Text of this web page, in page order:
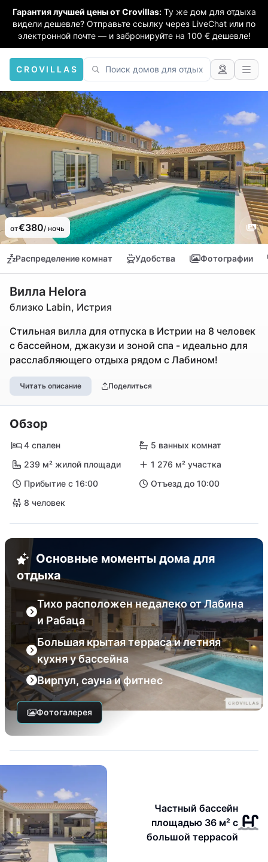
Гарантия лучшей цены от Crovillas: Ту же дом для отдыха
видели дешевле? Отправьте ссылку через LiveChat или по
электронной почте — и забронируйте на 100 € дешевле!
CROVILLAS
от€380/ ночь
Распределение комнат Удобства Фотографии
Вилла Helora
близко Labin, Истрия
Стильная вилла для отпуска в Истрии на 8 человек
с бассейном, джакузи и зоной спа - идеально для
расслабляющего отдыха рядом с Лабином!
Читать описание Поделиться
Обзор
4 спален
5 ванных комнат
239 м² жилой площади
1 276 м² участка
Прибытие с 16:00
Отъезд до 10:00
8 человек
Основные моменты дома для
отдыха
Тихо расположен недалеко от Лабина
и Рабаца
Большая крытая терраса и летняя
кухня у бассейна
Вирпул, сауна и фитнес
Фотогалерея
Частный бассейн
площадью 36 м² с
большой террасой